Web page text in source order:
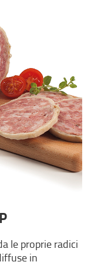
le proprie radici
in